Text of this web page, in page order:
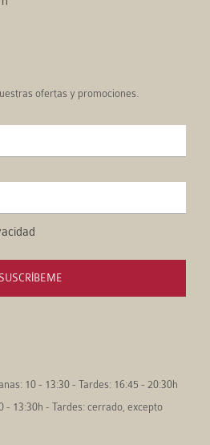
ofertas y promociones.
SUSCRÍBEME
10 - 13:30 - Tardes: 16:45 - 20:30h
- 13:30h - Tardes: cerrado, excepto